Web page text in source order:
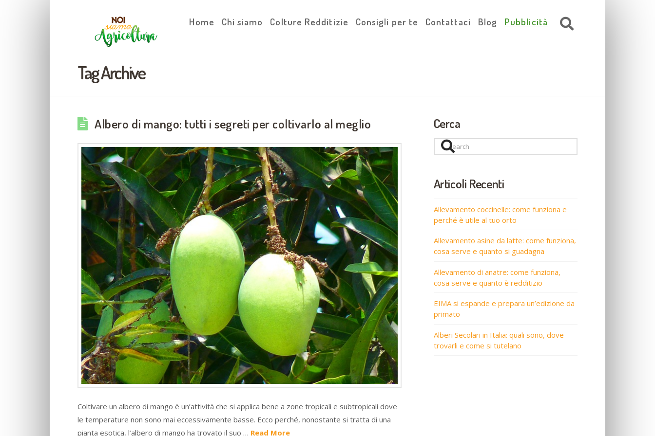
Home Chi siamo Colture Redditizie Consigli per te Contattaci Blog Pubblicità
Tag Archive
Albero di mango: tutti i segreti per coltivarlo al meglio
Coltivare un albero di mango è un’attività che si applica bene a zone tropicali e subtropicali dove
le temperature non sono mai eccessivamente basse. Ecco perché, nonostante si tratta di una
pianta esotica, l’albero di mango ha trovato il suo … Read More
Cerca
Search
Articoli Recenti
Allevamento coccinelle: come funziona e
perché è utile al tuo orto
Allevamento asine da latte: come funziona,
cosa serve e quanto si guadagna
Allevamento di anatre: come funziona,
cosa serve e quanto è redditizio
EIMA si espande e prepara un’edizione da
primato
Alberi Secolari in Italia: quali sono, dove
trovarli e come si tutelano